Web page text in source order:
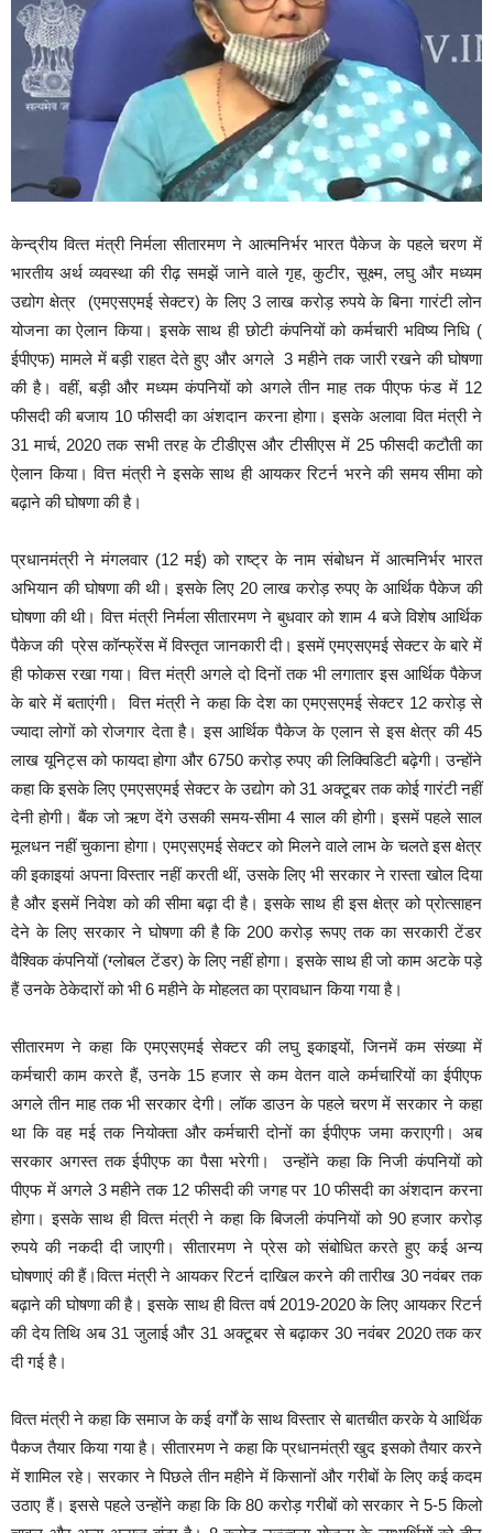
केन्द्रीय वित्‍त मंत्री निर्मला सीतारमण ने आत्मनिर्भर भारत पैकेज के पहले चरण में
भारतीय अर्थ व्यवस्था की रीढ़ समझें जाने वाले गृह, कुटीर, सूक्ष्म, लघु और मध्यम
उद्योग क्षेत्र (एमएसएमई सेक्टर) के लिए 3 लाख करोड़ रुपये के बिना गारंटी लोन
योजना का ऐलान किया। इसके साथ ही छोटी कंपनियों को कर्मचारी भविष्य निधि (
ईपीएफ) मामले में बड़ी राहत देते हुए और अगले 3 महीने तक जारी रखने की घोषणा
की है। वहीं, बड़ी और मध्यम कंपनियों को अगले तीन माह तक पीएफ फंड में 12
फीसदी की बजाय 10 फीसदी का अंशदान करना होगा। इसके अलावा वित मंत्री ने
31 मार्च, 2020 तक सभी तरह के टीडीएस और टीसीएस में 25 फीसदी कटौती का
ऐलान किया। वित्त मंत्री ने इसके साथ ही आयकर रिटर्न भरने की समय सीमा को
बढ़ाने की घोषणा की है।
प्रधानमंत्री ने मंगलवार (12 मई) को राष्ट्र के नाम संबोधन में आत्मनिर्भर भारत
अभियान की घोषणा की थी। इसके लिए 20 लाख करोड़ रुपए के आर्थिक पैकेज की
घोषणा की थी। वित्त मंत्री निर्मला सीतारमण ने बुधवार को शाम 4 बजे विशेष आर्थिक
पैकेज की प्रेस कॉन्फ्रेंस में विस्‍तृत जानकारी दी। इसमें एमएसएमई सेक्टर के बारे में
ही फोकस रखा गया। वित्त मंत्री अगले दो दिनों तक भी लगातार इस आर्थिक पैकेज
के बारे में बताएंगी। वित्त मंत्री ने कहा कि देश का एमएसएमई सेक्टर 12 करोड़ से
ज्यादा लोगों को रोजगार देता है। इस आर्थिक पैकेज के एलान से इस क्षेत्र की 45
लाख यूनिट्स को फायदा होगा और 6750 करोड़ रुपए की लिक्विडिटी बढ़ेगी। उन्‍होंने
कहा कि इसके लिए एमएसएमई सेक्टर के उद्योग को 31 अक्टूबर तक कोई गारंटी नहीं
देनी होगी। बैंक जो ऋण देंगे उसकी समय-सीमा 4 साल की होगी। इसमें पहले साल
मूलधन नहीं चुकाना होगा। एमएसएमई सेक्टर को मिलने वाले लाभ के चलते इस क्षेत्र
की इकाइयां अपना विस्तार नहीं करती थीं, उसके लिए भी सरकार ने रास्ता खोल दिया
है और इसमें निवेश को की सीमा बढ़ा दी है। इसके साथ ही इस क्षेत्र को प्रोत्साहन
देने के लिए सरकार ने घोषणा की है कि 200 करोड़ रूपए तक का सरकारी टेंडर
वैश्विक कंपनियों (ग्लोबल टेंडर) के लिए नहीं होगा। इसके साथ ही जो काम अटके पड़े
हैं उनके ठेकेदारों को भी 6 महीने के मोहलत का प्रावधान किया गया है।
सीतारमण ने कहा कि एमएसएमई सेक्टर की लघु इकाइयों, जिनमें कम संख्या में
कर्मचारी काम करते हैं, उनके 15 हजार से कम वेतन वाले कर्मचारियों का ईपीएफ
अगले तीन माह तक भी सरकार देगी। लॉक डाउन के पहले चरण में सरकार ने कहा
था कि वह मई तक नियोक्ता और कर्मचारी दोनों का ईपीएफ जमा कराएगी। अब
सरकार अगस्त तक ईपीएफ का पैसा भरेगी। उन्‍होंने कहा कि निजी कंपनियों को
पीएफ में अगले 3 महीने तक 12 फीसदी की जगह पर 10 फीसदी का अंशदान करना
होगा। इसके साथ ही वित्‍त मंत्री ने कहा कि बिजली कंपनियों को 90 हजार करोड़
रुपये की नकदी दी जाएगी। सीतारमण ने प्रेस को संबोधित करते हुए कई अन्‍य
घोषणाएं की हैं।वित्‍त मंत्री ने आयकर रिटर्न दाखिल करने की तारीख 30 नवंबर तक
बढ़ाने की घोषणा की है। इसके साथ ही वित्‍त वर्ष 2019-2020 के लिए आयकर रिटर्न
की देय तिथि अब 31 जुलाई और 31 अक्टूबर से बढ़ाकर 30 नवंबर 2020 तक कर
दी गई है।
वित्‍त मंत्री ने कहा कि समाज के कई वर्गों के साथ विस्‍तार से बातचीत करके ये आर्थिक
पैकज तैयार किया गया है। सीतारमण ने कहा कि प्रधानमंत्री खुद इसको तैयार करने
में शामिल रहे। सरकार ने पिछले तीन महीने में किसानों और गरीबों के लिए कई कदम
उठाए हैं। इससे पहले उन्‍होंने कहा कि कि 80 करोड़ गरीबों को सरकार ने 5-5 किलो